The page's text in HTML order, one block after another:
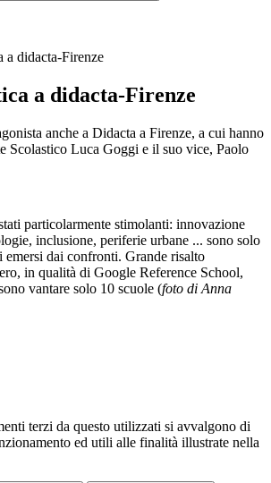
a didacta-Firenze
a didacta-Firenze
anche a Didacta a Firenze, a cui hanno
Scolastico Luca Goggi e il suo vice, Paolo
particolarmente stimolanti: innovazione
inclusione, periferie urbane ... sono solo
emersi dai confronti. Grande risalto
in qualità di Google Reference School,
vantare solo 10 scuole (foto di Anna
terzi da questo utilizzati si avvalgono di
ed utili alle finalità illustrate nella